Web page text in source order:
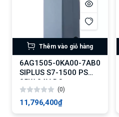
Thêm vào giỏ hàng
6AG1505-0KA00-7AB0
SIPLUS S7-1500 PS
25W 24V DC
(0)
11,796,400₫